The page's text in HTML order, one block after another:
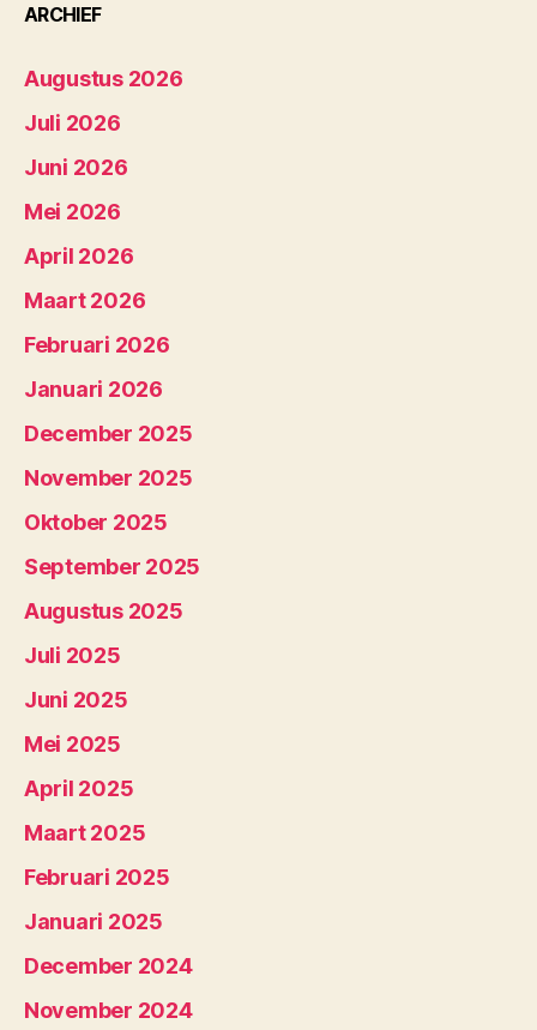
ARCHIEF
Augustus 2026
Juli 2026
Juni 2026
Mei 2026
April 2026
Maart 2026
Februari 2026
Januari 2026
December 2025
November 2025
Oktober 2025
September 2025
Augustus 2025
Juli 2025
Juni 2025
Mei 2025
April 2025
Maart 2025
Februari 2025
Januari 2025
December 2024
November 2024